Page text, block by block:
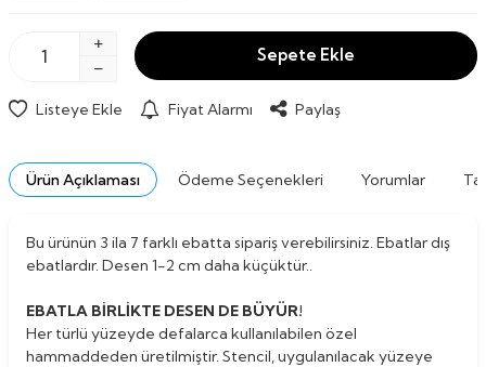
Sepete Ekle
Listeye Ekle Fiyat Alarmı Paylaş
Ürün Açıklaması Ödeme Seçenekleri Yorumlar
Bu ürünün 3 ila 7 farklı ebatta sipariş verebilirsiniz. Ebatlar dış
ebatlardır. Desen 1-2 cm daha küçüktür..
EBATLA BİRLİKTE DESEN DE BÜYÜR!
Her türlü yüzeyde defalarca kullanılabilen özel
hammaddeden üretilmiştir. Stencil, uygulanılacak yüzeye